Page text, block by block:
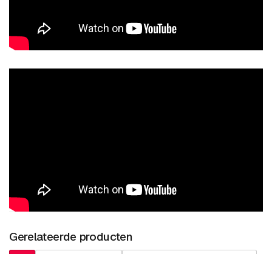
Gerelateerde producten